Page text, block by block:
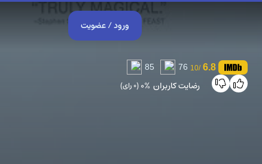
ورود / عضویت
6.8
/10
76
85
رضایت کاربران 0%(0 رای)